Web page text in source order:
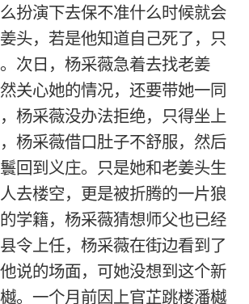
扮演下去保不准什么时候就会
头，若是他知道自己死了，只
次日，杨采薇急着去找老姜
关心她的情况，还要带她一同
杨采薇没办法拒绝，只得坐上
杨采薇借口肚子不舒服，然后
回到义庄。只是她和老姜头生
去楼空，更是被折腾的一片狼
学籍，杨采薇猜想师父也已经
令上任，杨采薇在街边看到了
说的场面，可她没想到这个新
。一个月前因上官芷跳楼潘樾